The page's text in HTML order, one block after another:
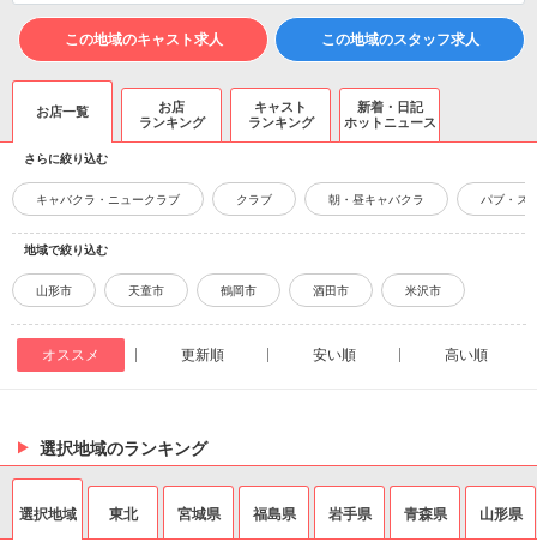
この地域のキャスト求人 この地域のスタッフ求人
お店一覧
お店
ランキング
キャスト
ランキング
新着・日記
ホットニュース
さらに絞り込む
キャバクラ・ニュークラブ クラブ 朝・昼キャバクラ パブ・ス
地域で絞り込む
山形市 天童市 鶴岡市 酒田市 米沢市
オススメ 更新順 安い順 高い順
選択地域のランキング
選択地域 東北 宮城県 福島県 岩手県 青森県 山形県